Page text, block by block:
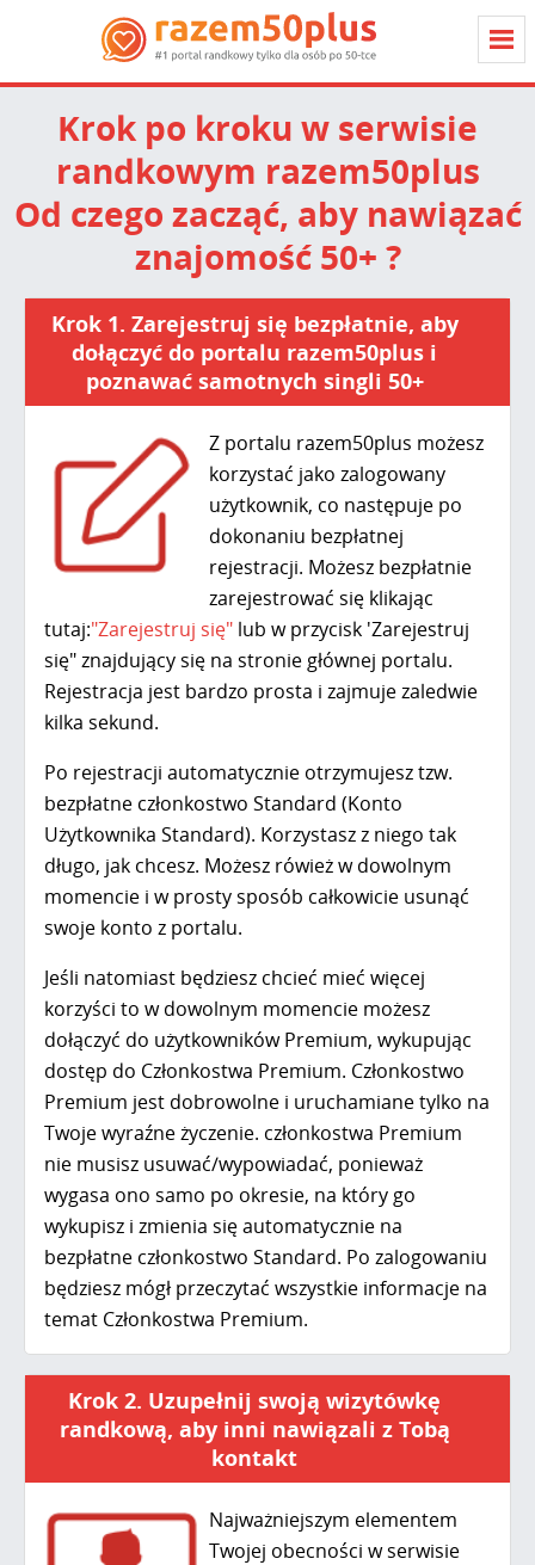
Krok po kroku w serwisie
randkowym razem50plus
Od czego zacząć, aby nawiązać
znajomość 50+ ?
Krok 1. Zarejestruj się bezpłatnie, aby
dołączyć do portalu razem50plus i
poznawać samotnych singli 50+
Z portalu razem50plus możesz
korzystać jako zalogowany
użytkownik, co następuje po
dokonaniu bezpłatnej
rejestracji. Możesz bezpłatnie
zarejestrować się klikając
tutaj:"Zarejestruj się" lub w przycisk 'Zarejestruj
się" znajdujący się na stronie głównej portalu.
Rejestracja jest bardzo prosta i zajmuje zaledwie
kilka sekund.
Po rejestracji automatycznie otrzymujesz tzw.
bezpłatne członkostwo Standard (Konto
Użytkownika Standard). Korzystasz z niego tak
długo, jak chcesz. Możesz rówież w dowolnym
momencie i w prosty sposób całkowicie usunąć
swoje konto z portalu.
Jeśli natomiast będziesz chcieć mieć więcej
korzyści to w dowolnym momencie możesz
dołączyć do użytkowników Premium, wykupując
dostęp do Członkostwa Premium. Członkostwo
Premium jest dobrowolne i uruchamiane tylko na
Twoje wyraźne życzenie. członkostwa Premium
nie musisz usuwać/wypowiadać, ponieważ
wygasa ono samo po okresie, na który go
wykupisz i zmienia się automatycznie na
bezpłatne członkostwo Standard. Po zalogowaniu
będziesz mógł przeczytać wszystkie informacje na
temat Członkostwa Premium.
Krok 2. Uzupełnij swoją wizytówkę
randkową, aby inni nawiązali z Tobą
kontakt
Najważniejszym elementem
Twojej obecności w serwisie